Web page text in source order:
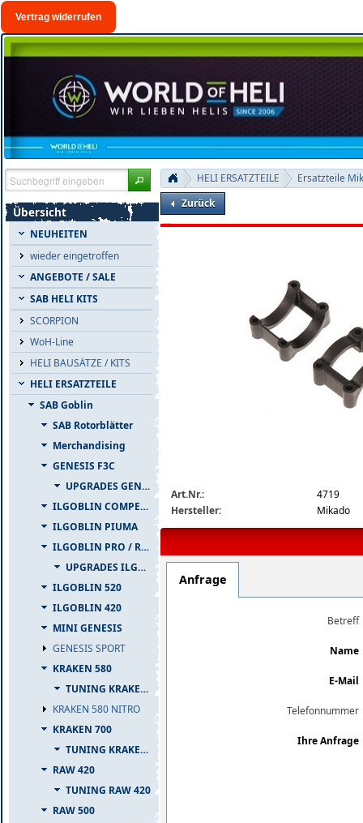
Vertrag widerrufen
Übersicht
NEUHEITEN
wieder eingetroffen
ANGEBOTE / SALE
SAB HELI KITS
SCORPION
WoH-Line
HELI BAUSÄTZE / KITS
HELI ERSATZTEILE
SAB Goblin
SAB Rotorblätter
Merchandising
GENESIS F3C
UPGRADES GENESIS F3C
ILGOBLIN COMPETIZIONE
ILGOBLIN PIUMA
ILGOBLIN PRO / RAW 700
UPGRADES ILGOBLIN PRO / RAW 700
ILGOBLIN 520
ILGOBLIN 420
MINI GENESIS
GENESIS SPORT
KRAKEN 580
TUNING KRAKEN 580
KRAKEN 580 NITRO
KRAKEN 700
TUNING KRAKEN 700
RAW 420
TUNING RAW 420
RAW 500
HELI ERSATZTEILE
Ersatzteile
Zurück
Art.Nr.:
4719
Hersteller:
Mikado
Anfrage
Betreff
Name
E-Mail
Telefonnummer
Ihre Anfrage